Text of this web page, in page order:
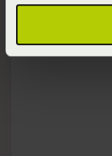
houten